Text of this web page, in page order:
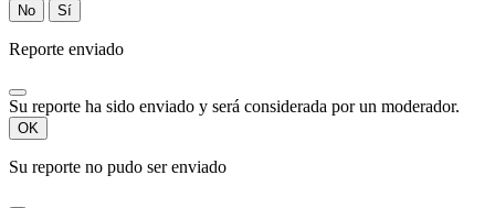
No Sí
Reporte enviado
Su reporte ha sido enviado y será considerada por un moderador.
OK
Su reporte no pudo ser enviado